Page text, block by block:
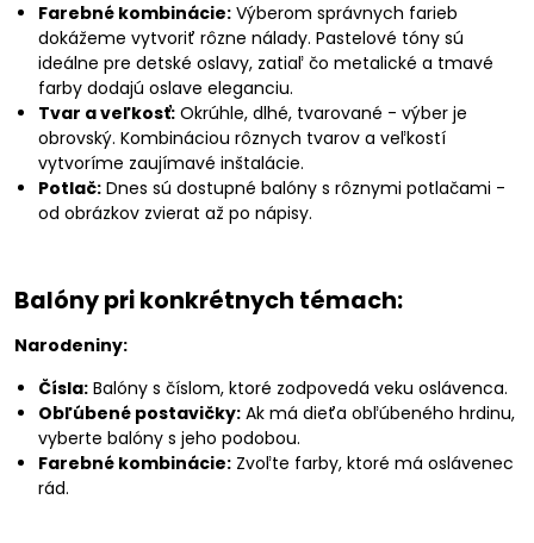
Farebné kombinácie: Výberom správnych farieb
dokážeme vytvoriť rôzne nálady. Pastelové tóny sú
ideálne pre detské oslavy, zatiaľ čo metalické a tmavé
farby dodajú oslave eleganciu.
Tvar a veľkosť: Okrúhle, dlhé, tvarované - výber je
obrovský. Kombináciou rôznych tvarov a veľkostí
vytvoríme zaujímavé inštalácie.
Potlač: Dnes sú dostupné balóny s rôznymi potlačami -
od obrázkov zvierat až po nápisy.
Balóny pri konkrétnych témach:
Narodeniny:
Čísla: Balóny s číslom, ktoré zodpovedá veku oslávenca.
Obľúbené postavičky: Ak má dieťa obľúbeného hrdinu,
vyberte balóny s jeho podobou.
Farebné kombinácie: Zvoľte farby, ktoré má oslávenec
rád.